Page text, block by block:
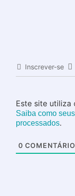
Inscrever-se
Este site utiliza
Saiba como
processados.
0